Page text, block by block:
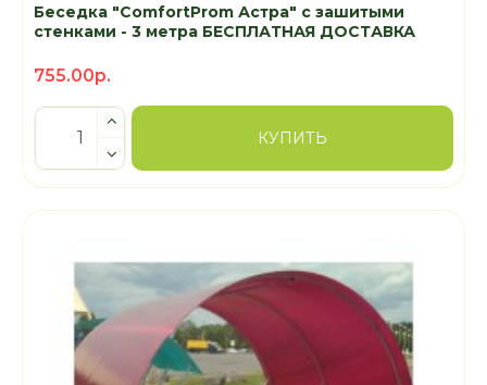
Беседка "ComfortProm Астра" с зашитыми
стенками - 3 метра БЕСПЛАТНАЯ ДОСТАВКА
755.00р.
КУПИТЬ